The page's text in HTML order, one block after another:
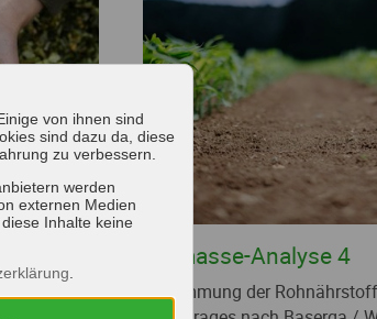
des
Biomasse-Analyse 4
Bestimmung der
von ihnen sind
sind dazu da, diese
zu verbessern.
werden
externen Medien
Inhalte keine
.